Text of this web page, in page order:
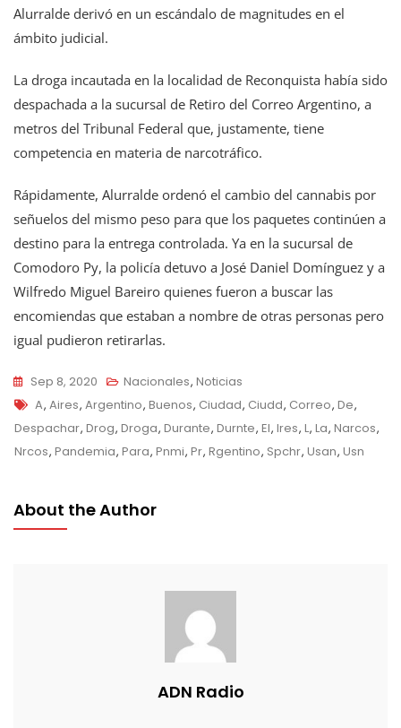
Alurralde derivó en un escándalo de magnitudes en el
ámbito judicial.
La droga incautada en la localidad de Reconquista había sido
despachada a la sucursal de Retiro del Correo Argentino, a
metros del Tribunal Federal que, justamente, tiene
competencia en materia de narcotráfico.
Rápidamente, Alurralde ordenó el cambio del cannabis por
señuelos del mismo peso para que los paquetes continúen a
destino para la entrega controlada. Ya en la sucursal de
Comodoro Py, la policía detuvo a José Daniel Domínguez y a
Wilfredo Miguel Bareiro quienes fueron a buscar las
encomiendas que estaban a nombre de otras personas pero
igual pudieron retirarlas.
Sep 8, 2020 Nacionales, Noticias
Tags
A, Aires, Argentino, Buenos, Ciudad, Ciudd, Correo, De,
Despachar, Drog, Droga, Durante, Durnte, El, Ires, L, La, Narcos,
Nrcos, Pandemia, Para, Pnmi, Pr, Rgentino, Spchr, Usan, Usn
About the Author
ADN Radio